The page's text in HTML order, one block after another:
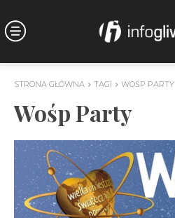
STRONA GŁÓWNA TAGI WOŚP PARTY
Wośp Party